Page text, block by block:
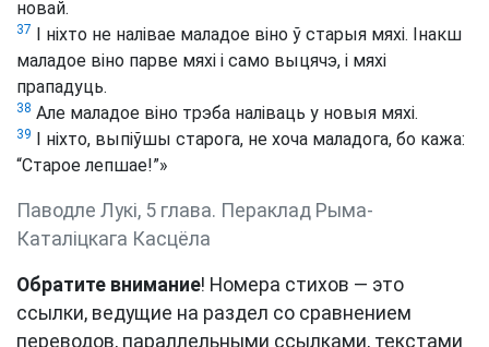
новай.
37
І ніхто не налівае маладое віно ў старыя мяхі. Інакш
маладое віно парве мяхі і само выцячэ, і мяхі
прападуць.
38 Але маладое віно трэба наліваць у новыя мяхі.
39
І ніхто, выпіўшы старога, не хоча маладога, бо кажа:
“Старое лепшае!”»
Паводле Лукі, 5 глава. Пераклад Рыма-
Каталіцкага Касцёла
Обратите внимание! Номера стихов — это
ссылки, ведущие на раздел со сравнением
переводов, параллельными ссылками, текстами